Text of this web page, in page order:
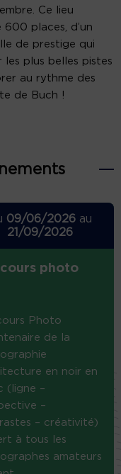
Ce lieu
places, d’un
de prestige qui
plus belles pistes
au rythme des
de Buch !
09/06/2026 au
21/09/2026
photo
Photo
de la
en noir en
(ligne –
–
– créativité)
à tous les
amateurs